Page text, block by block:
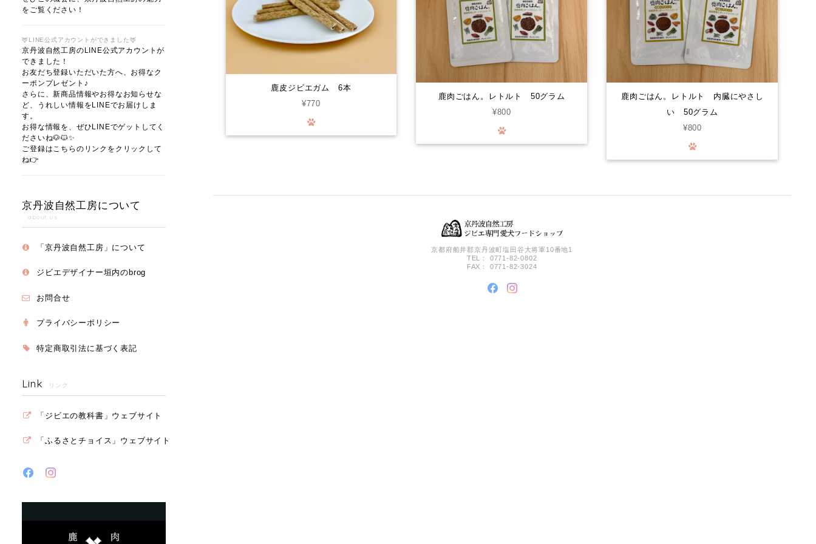
をご覧ください！
🦌LINE公式アカウントができました🦌
京丹波自然工房のLINE公式アカウントが
できました！
お友だち登録いただいた方へ、お得なク
ーポンプレゼント♪
さらに、新商品情報やお得なお知らせな
ど、うれしい情報をLINEでお届けしま
す。
お得な情報を、ぜひLINEでゲットしてく
ださいね🐶🐱✨
ご登録はこちらのリンクをクリックして
ね👉
京丹波自然工房について
about us
「京丹波自然工房」について
ジビエデザイナー垣内のbrog
お問合せ
プライバシーポリシー
特定商取引法に基づく表記
Link リンク
「ジビエの教科書」ウェブサイト
「ふるさとチョイス」ウェブサイト
ーに…。家は愛犬2匹なので、早速届いて分かるの
か？凄く喜んでいます。封をあけると！喜びをか消せ
ないのか！大喜びで！ 飼い主も嬉しくなる次第で
す。いろんなジャーキーをあげて来ましたが！格別に
喜び方が違います。○ レッスンやご飯の前のおやつ
で あげてますが！まだまだ気になる品物が沢山有る
Smiley (スマイリー) 国産ﾁｷﾝdeli 1.5kg
鹿皮ジビエガム 6本
¥770
鹿肉ごはん。レトルト 50グラム
¥800
鹿肉ごはん。レトルト 内臓にやさし
い 50グラム
¥800
京都府船井郡京丹波町塩田谷大将軍10番地1
TEL： 0771-82-0802
FAX： 0771-82-3024